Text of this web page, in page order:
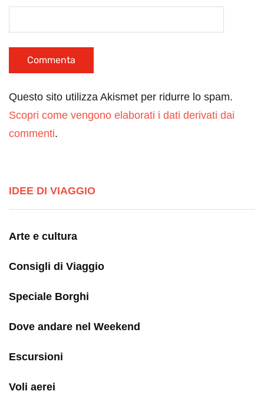
Questo sito utilizza Akismet per ridurre lo spam.
Scopri come vengono elaborati i dati derivati dai
commenti.
IDEE DI VIAGGIO
Arte e cultura
Consigli di Viaggio
Speciale Borghi
Dove andare nel Weekend
Escursioni
Voli aerei